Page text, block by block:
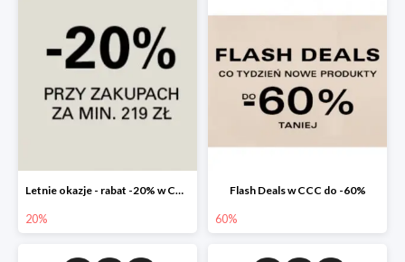
Letnie okazje - rabat -20% w CCC
20%
Flash Deals w CCC do -60%
60%